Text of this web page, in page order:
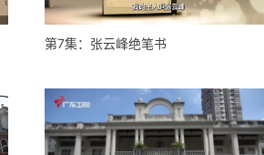
第7集：张云峰绝笔书